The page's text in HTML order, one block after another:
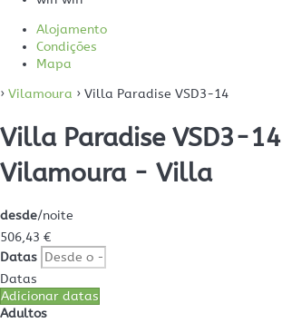
Alojamento
Condições
Mapa
› Vilamoura › Villa Paradise VSD3-14
Villa Paradise VSD3-14
Vilamoura - Villa
desde/noite
506,43 €
Datas
Datas
Adicionar datas
Adultos